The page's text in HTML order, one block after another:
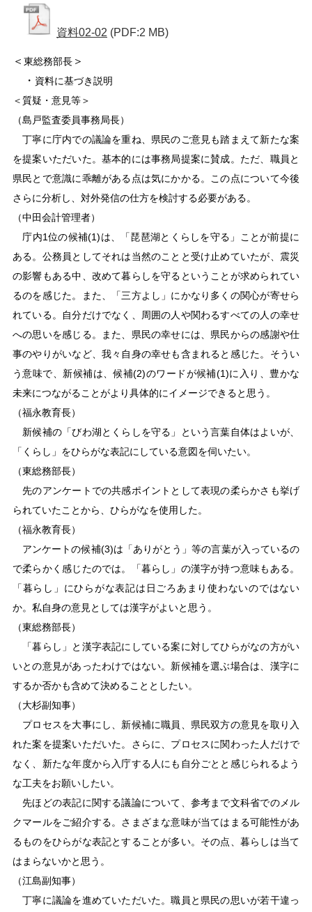
資料02-02 (PDF:2 MB)
＜ 東総務部長 ＞
・ 資料に基づき説明
＜質疑・意見等＞
（島戸監査委員事務局長）
丁寧に庁内での議論を重ね、県民のご意見も踏まえて新たな案
を提案いただいた。基本的には事務局提案に賛成。ただ、職員と
県民とで意識に乖離がある点は気にかかる。この点について今後
さらに分析し、対外発信の仕方を検討する必要がある。
（中田会計管理者）
庁内1位の候補(1)は、「琵琶湖とくらしを守る」ことが前提に
ある。公務員としてそれは当然のことと受け止めていたが、震災
の影響もある中、改めて暮らしを守るということが求められてい
るのを感じた。また、「三方よし」にかなり多くの関心が寄せら
れている。自分だけでなく、周囲の人や関わるすべての人の幸せ
への思いを感じる。また、県民の幸せには、県民からの感謝や仕
事のやりがいなど、我々自身の幸せも含まれると感じた。そうい
う意味で、新候補は、候補(2)のワードが候補(1)に入り、豊かな
未来につながることがより具体的にイメージできると思う。
（福永教育長）
新候補の「びわ湖とくらしを守る」という言葉自体はよいが、
「くらし」をひらがな表記にしている意図を伺いたい。
（東総務部長）
先のアンケートでの共感ポイントとして表現の柔らかさも挙げ
られていたことから、ひらがなを使用した。
（福永教育長）
アンケートの候補(3)は「ありがとう」等の言葉が入っているの
で柔らかく感じたのでは。「暮らし」の漢字が持つ意味もある。
「暮らし」にひらがな表記は日ごろあまり使わないのではない
か。私自身の意見としては漢字がよいと思う。
（東総務部長）
「暮らし」と漢字表記にしている案に対してひらがなの方がい
いとの意見があったわけではない。新候補を選ぶ場合は、漢字に
するか否かも含めて決めることとしたい。
（大杉副知事）
プロセスを大事にし、新候補に職員、県民双方の意見を取り入
れた案を提案いただいた。さらに、プロセスに関わった人だけで
なく、新たな年度から入庁する人にも自分ごとと感じられるよう
な工夫をお願いしたい。
先ほどの表記に関する議論について、参考まで文科省でのメル
クマールをご紹介する。さまざまな意味が当てはまる可能性があ
るものをひらがな表記とすることが多い。その点、暮らしは当て
はまらないかと思う。
（江島副知事）
丁寧に議論を進めていただいた。職員と県民の思いが若干違っ